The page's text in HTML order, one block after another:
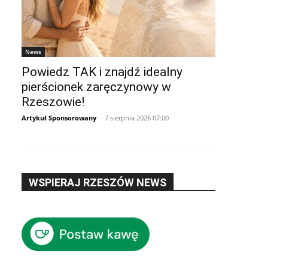
News
Powiedz TAK i znajdź idealny
pierścionek zaręczynowy w
Rzeszowie!
Artykuł Sponsorowany - 7 sierpnia 2026 07:00
WSPIERAJ RZESZÓW NEWS